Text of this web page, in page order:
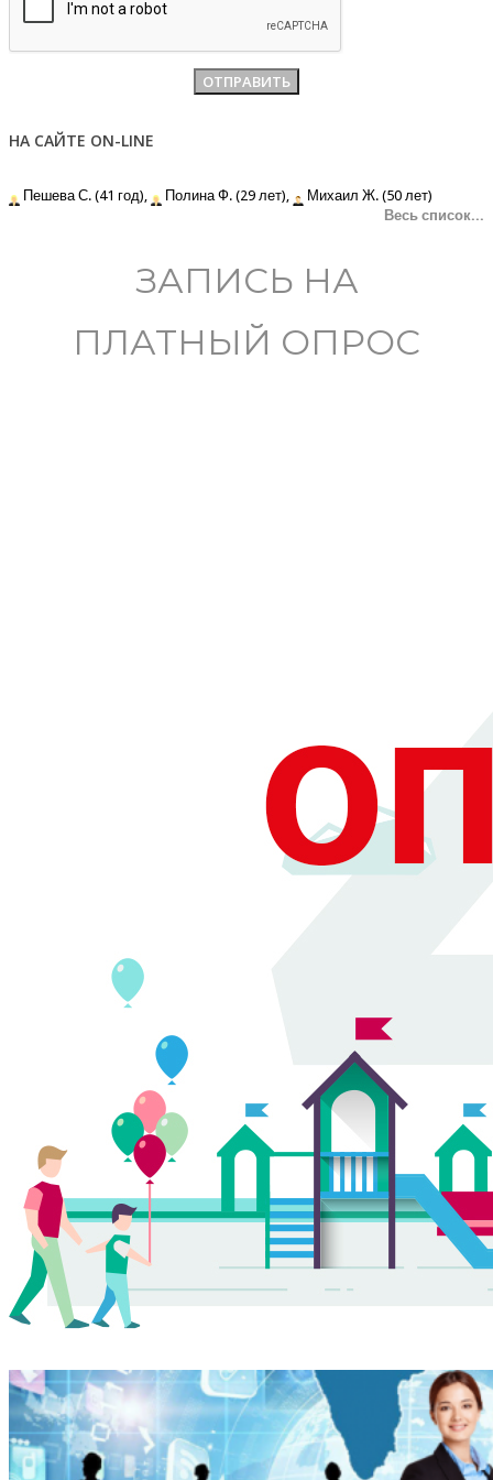
НА САЙТЕ ON-LINE
Пешева С. (41 год), Полина Ф. (29 лет),
Михаил Ж. (50 лет)
Весь список...
ЗАПИСЬ НА
ПЛАТНЫЙ ОПРОС